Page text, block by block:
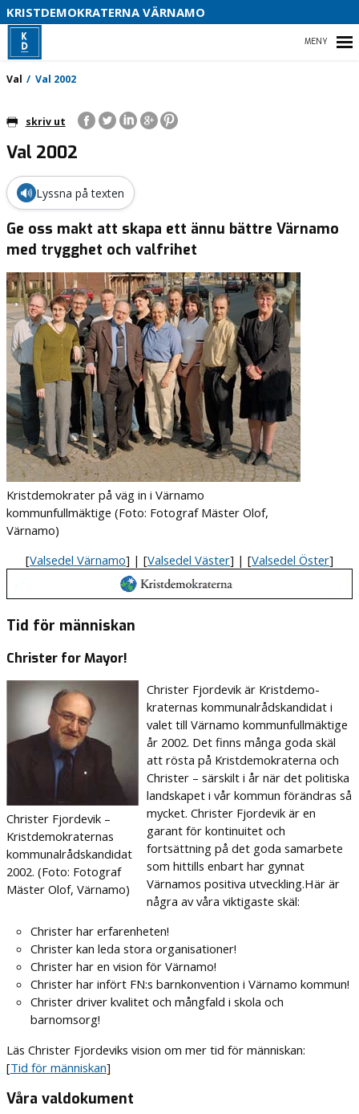
KRISTDEMOKRATERNA VÄRNAMO
HEM
STARTSIDA
OM OSS
KONTAKTA OSS
Val Val 2002
skriv ut
Val 2002
🔊 Lyssna på texten
Ge oss makt att skapa ett ännu bättre Värnamo
med trygghet och valfrihet
Kristdemokrater på väg in i Värnamo
kommunfullmäktige (Foto: Fotograf Mäster Olof,
Värnamo)
[Valsedel Värnamo] | [Valsedel Väster] | [Valsedel Öster]
Tid för människan
Christer for Mayor!
Christer Fjordevik –
Kristdemokraternas
kommunalrådskandidat
2002. (Foto: Fotograf
Mäster Olof, Värnamo)
Christer Fjordevik är Krist­demo­
kraternas kommunalråds­kandidat i
valet till Värnamo kommunfullmäk­tige
år 2002. Det finns många goda skäl
att rösta på Krist­demo­kraterna och
Christer – särskilt i år när det po­litiska
land­skapet i vår kommun förändras så
mycket. Christer Fjordevik är en
garant för kontinuitet och
fortsättning på det goda samarbete
som hittills enbart har gynnat
Värnamos positiva utveckling.Här är
några av våra viktigaste skäl:
Christer har erfarenheten!
Christer kan leda stora organisationer!
Christer har en vision för Värnamo!
Christer har infört FN:s barnkonvention i Värnamo kommun!
Christer driver kvalitet och mångfald i skola och
barnomsorg!
Läs Christer Fjordeviks vision om mer tid för människan:
[Tid för människan]
Våra valdokument